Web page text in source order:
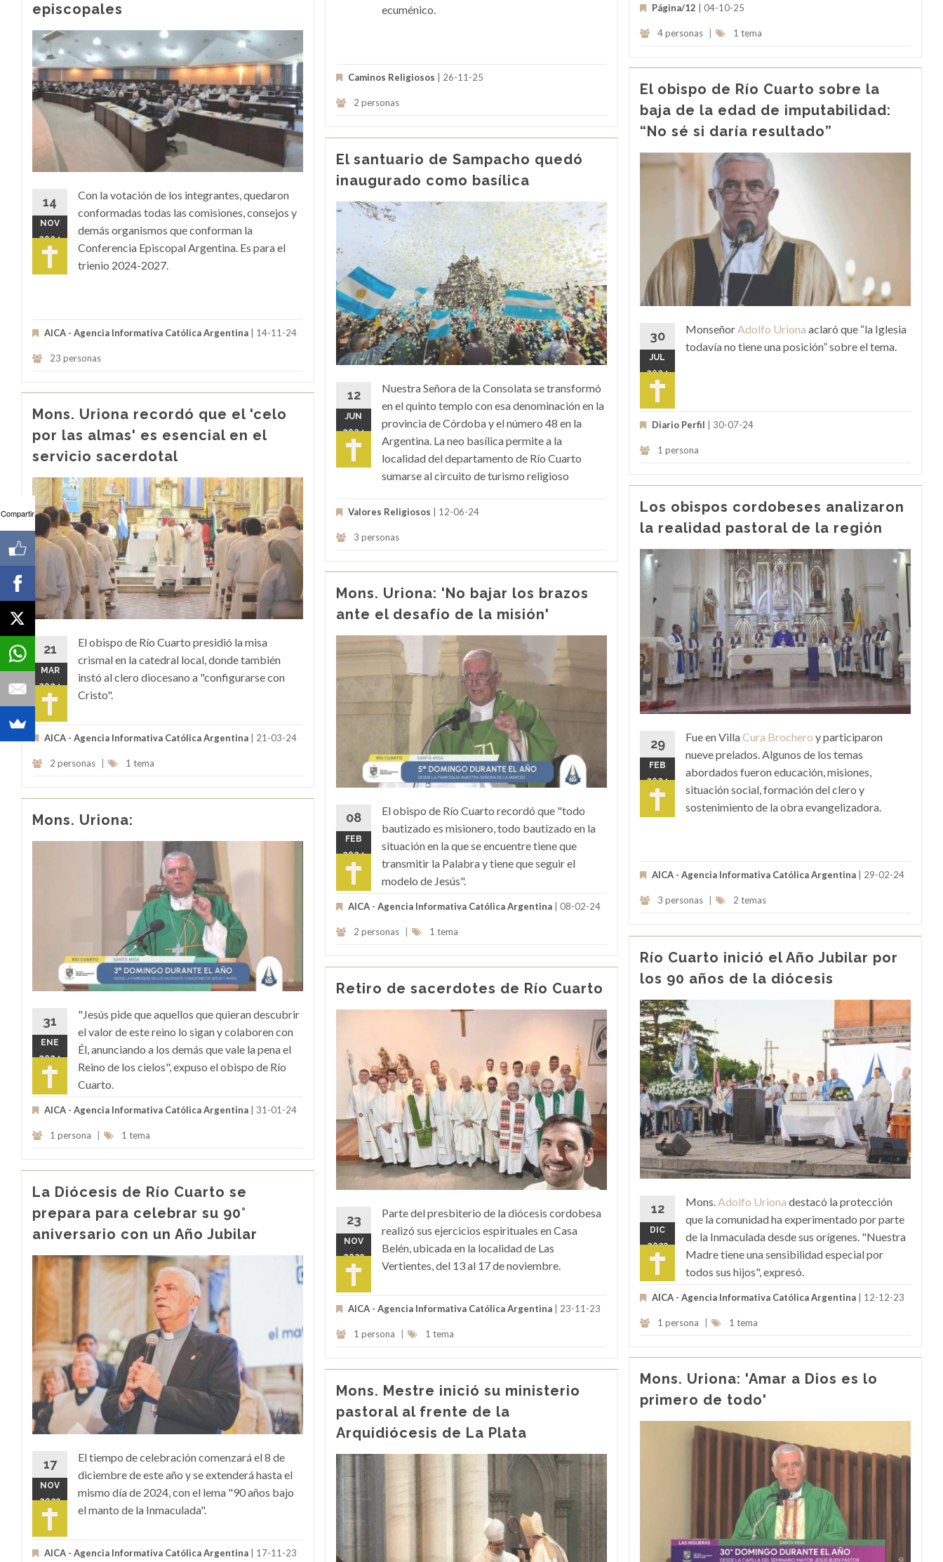
ecuménico.
Caminos Religiosos | 26-11-25
2 personas
Página/12 | 04-10-25
4 personas 1 tema
episcopales
14
NOV
2024
Con la votación de los integrantes, quedaron
conformadas todas las comisiones, consejos y
demás organismos que conforman la
Conferencia Episcopal Argentina. Es para el
trienio 2024-2027.
AICA - Agencia Informativa Católica Argentina | 14-11-24
23 personas
El obispo de Río Cuarto sobre la
baja de la edad de imputabilidad:
“No sé si daría resultado”
30
JUL
2024
MonseñorAdolfo Uriona aclaró que “la Iglesia
todavía no tiene una posición” sobre el tema.
Diario Perfil | 30-07-24
1 persona
El santuario de Sampacho quedó
inaugurado como basílica
12
JUN
2024
Nuestra Señora de la Consolata se transformó
en el quinto templo con esa denominación en la
provincia de Córdoba y el número 48 en la
Argentina. La neo basílica permite a la
localidad del departamento de Río Cuarto
sumarse al circuito de turismo religioso
Valores Religiosos | 12-06-24
3 personas
Mons. Uriona recordó que el 'celo
por las almas' es esencial en el
servicio sacerdotal
21
MAR
2024
El obispo de Río Cuarto presidió la misa
crismal en la catedral local, donde también
instó al clero diocesano a "configurarse con
Cristo".
AICA - Agencia Informativa Católica Argentina | 21-03-24
2 personas 1 tema
Los obispos cordobeses analizaron
la realidad pastoral de la región
29
FEB
2024
Fue en VillaCura Brochero y participaron
nueve prelados. Algunos de los temas
abordados fueron educación, misiones,
situación social, formación del clero y
sostenimiento de la obra evangelizadora.
AICA - Agencia Informativa Católica Argentina | 29-02-24
3 personas 2 temas
Mons. Uriona: 'No bajar los brazos
ante el desafío de la misión'
08
FEB
2024
El obispo de Río Cuarto recordó que "todo
bautizado es misionero, todo bautizado en la
situación en la que se encuentre tiene que
transmitir la Palabra y tiene que seguir el
modelo de Jesús".
AICA - Agencia Informativa Católica Argentina | 08-02-24
2 personas 1 tema
Mons. Uriona:
31
ENE
2024
"Jesús pide que aquellos que quieran descubrir
el valor de este reino lo sigan y colaboren con
Él, anunciando a los demás que vale la pena el
Reino de los cielos", expuso el obispo de Río
Cuarto.
AICA - Agencia Informativa Católica Argentina | 31-01-24
1 persona 1 tema
Río Cuarto inició el Año Jubilar por
los 90 años de la diócesis
12
DIC
2023
Mons. Adolfo Uriona destacó la protección
que la comunidad ha experimentado por parte
de la Inmaculada desde sus orígenes. "Nuestra
Madre tiene una sensibilidad especial por
todos sus hijos", expresó.
AICA - Agencia Informativa Católica Argentina | 12-12-23
1 persona 1 tema
Retiro de sacerdotes de Río Cuarto
23
NOV
2023
Parte del presbiterio de la diócesis cordobesa
realizó sus ejercicios espirituales en Casa
Belén, ubicada en la localidad de Las
Vertientes, del 13 al 17 de noviembre.
AICA - Agencia Informativa Católica Argentina | 23-11-23
1 persona 1 tema
La Diócesis de Río Cuarto se
prepara para celebrar su 90°
aniversario con un Año Jubilar
17
NOV
2023
El tiempo de celebración comenzará el 8 de
diciembre de este año y se extenderá hasta el
mismo día de 2024, con el lema "90 años bajo
el manto de la Inmaculada".
AICA - Agencia Informativa Católica Argentina | 17-11-23
Mons. Uriona: 'Amar a Dios es lo
primero de todo'
Mons. Mestre inició su ministerio
pastoral al frente de la
Arquidiócesis de La Plata
Compartir